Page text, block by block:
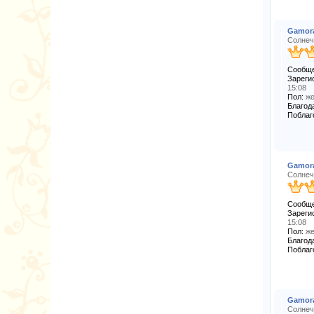
15:08
Пол:
15:08
Пол: